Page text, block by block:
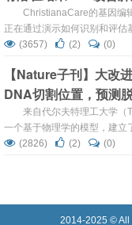
学方面的应用。 近日，中国
ChristianaCare的基因编
正在通过演示如何识别和评估
物学影响，推进在患者治疗中
的遗传密码序列。这项工作发
题为“Exon skipping induced
editi...
(3657) (2) (0)
【Nature子刊】大改
DNA切割位置，预测
精度的基因编辑前行！
来自代尔夫特理工大学（
一个基于物理学的模型，建立
编辑如何工作的定量框架，并
《Nature Communications》
(2826) (2) (0)
2014-2025 © All